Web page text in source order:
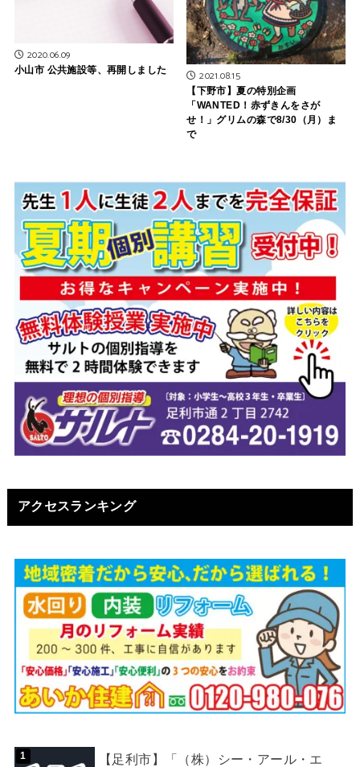
2020.06.09
小山市 公共施設等、再開しました 2021.08.15
【下野市】夏の特別企画
「WANTED！赤ずきんをさが
せ！」グリムの森で8/30（月）ま
で
アクセスランキング
【足利市】「（株）シー・アール・エ